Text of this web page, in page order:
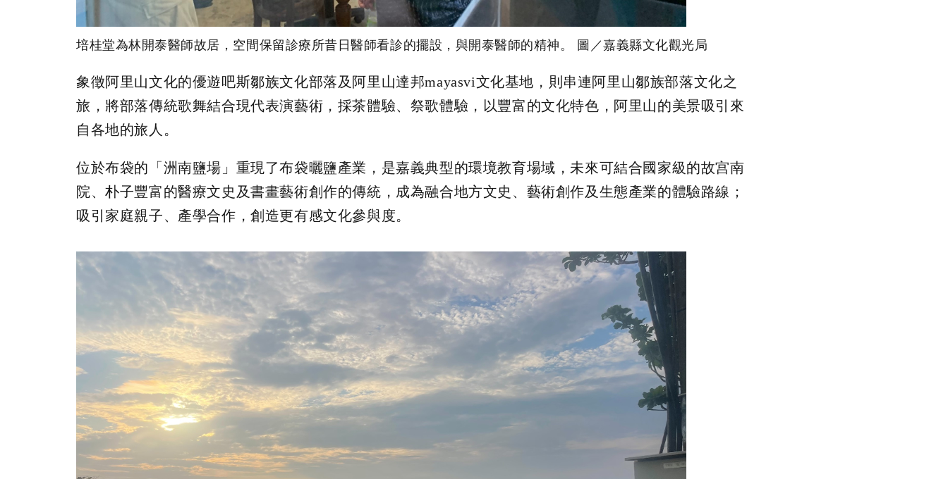
培桂堂為林開泰醫師故居，空間保留診療所昔日醫師看診的擺設，與開泰醫師的精神。 圖／嘉義縣文化觀光局
象徵阿里山文化的優遊吧斯鄒族文化部落及阿里山達邦mayasvi文化基地，則串連阿里山鄒族部落文化之
旅，將部落傳統歌舞結合現代表演藝術，採茶體驗、祭歌體驗，以豐富的文化特色，阿里山的美景吸引來
自各地的旅人。
位於布袋的「洲南鹽場」重現了布袋曬鹽產業，是嘉義典型的環境教育場域，未來可結合國家級的故宫南
院、朴子豐富的醫療文史及書畫藝術創作的傳統，成為融合地方文史、藝術創作及生態產業的體驗路線；
吸引家庭親子、產學合作，創造更有感文化參與度。